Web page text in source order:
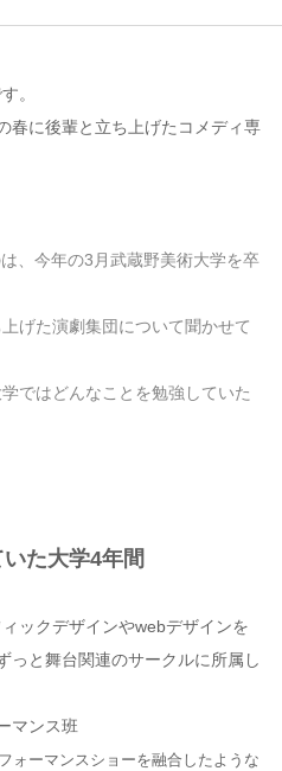
。
春に後輩と立ち上げたコメディ専
、今年の3月武蔵野美術大学を卒
げた演劇集団について聞かせて
ではどんなことを勉強していた
た大学4年間
ックデザインやwebデザインを
っと舞台関連のサークルに所属し
マンス班
ォーマンスショーを融合したような